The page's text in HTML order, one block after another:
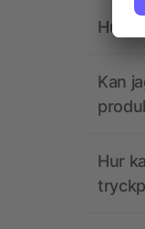
Hur
Kan
Hur